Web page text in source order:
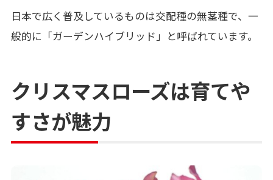
日本で広く普及しているものは交配種の無茎種で、一
般的に「ガーデンハイブリッド」と呼ばれています。
クリスマスローズは育てや
すさが魅力